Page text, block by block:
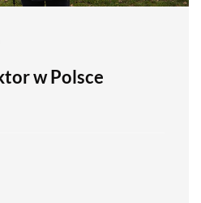
w Polsce